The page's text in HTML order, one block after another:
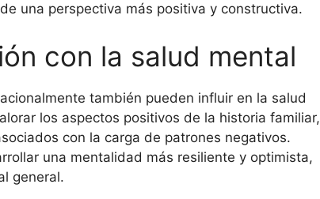
una perspectiva más positiva y constructiva.
con la salud mental
también pueden influir en la salud
los aspectos positivos de la historia familiar,
con la carga de patrones negativos.
una mentalidad más resiliente y optimista,
general.